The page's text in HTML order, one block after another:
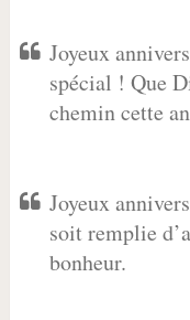
Joyeux
spécial ! Que
chemin cette
Joyeux
soit remplie
bonheur.